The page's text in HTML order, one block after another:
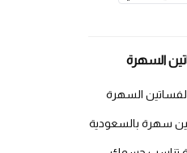
السهرة
لفساتين السهرة
سهرة بالسعودية